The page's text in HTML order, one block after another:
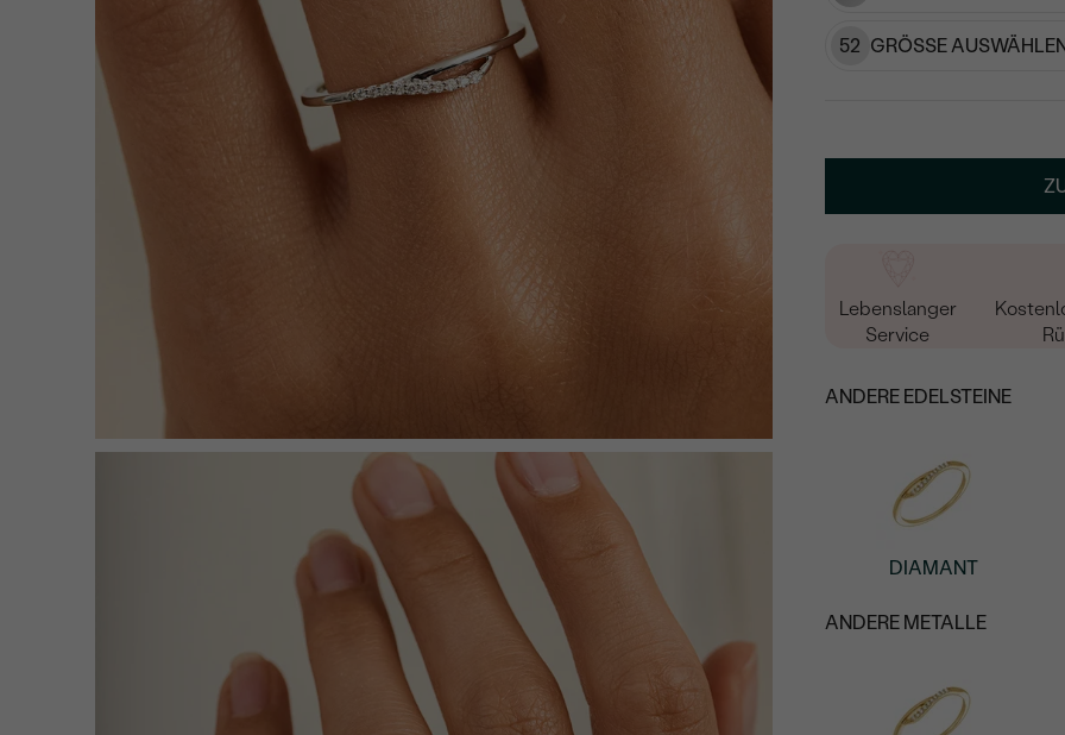
52 GRÖSSE
Lebenslanger
Service
ANDERE EDELSTEINE
DIAMANT
ANDERE METALLE